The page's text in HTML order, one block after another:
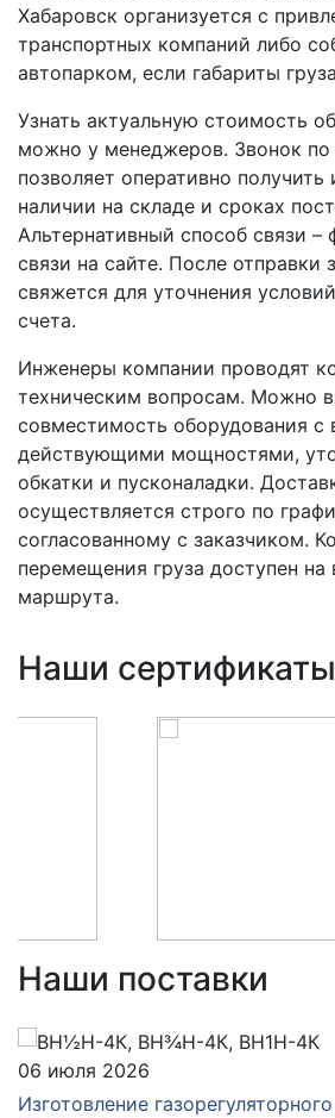
Хабаровск организуется с
транспортных компаний либо
автопарком, если габариты
Узнать актуальную стоимость
можно у менеджеров. Звонок по
позволяет оперативно
наличии на складе и сроках
Альтернативный способ связи –
связи на сайте. После отправки
свяжется для уточнения
счета.
Инженеры компании проводят
техническим вопросам. Можно
совместимость оборудования с
действующими мощностями,
обкатки и пусконаладки.
осуществляется строго по
согласованному с заказчиком.
перемещения груза доступен
маршрута.
Наши сертификаты
Наши поставки
06 июля 2026
Изготовление